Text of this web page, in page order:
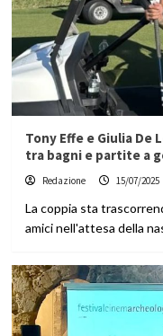
Tony Effe e Giulia De
tra bagni e partite a
Redazione 15/07/2025
La coppia sta
amici nell'attesa della